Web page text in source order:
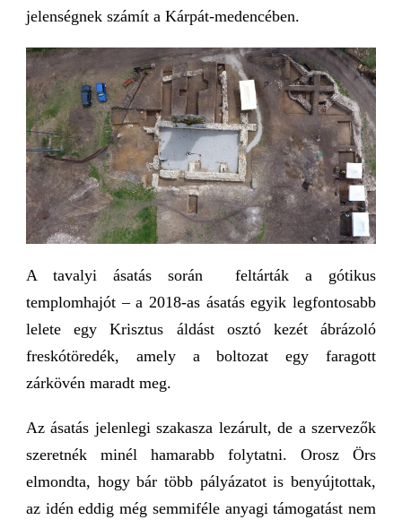
jelenségnek számít a Kárpát-medencében.
A tavalyi ásatás során feltárták a gótikus
templomhajót – a 2018-as ásatás egyik legfontosabb
lelete egy Krisztus áldást osztó kezét ábrázoló
freskótöredék, amely a boltozat egy faragott
zárkövén maradt meg.
Az ásatás jelenlegi szakasza lezárult, de a szervezők
szeretnék minél hamarabb folytatni. Orosz Örs
elmondta, hogy bár több pályázatot is benyújtottak,
az idén eddig még semmiféle anyagi támogatást nem